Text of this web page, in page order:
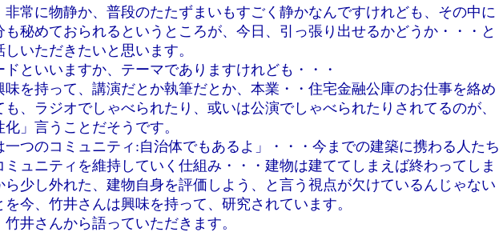
常に物静か、普段のたたずまいもすごく静かなんですけれども、その中に
秘めておられるというところが、今日、引っ張り出せるかどうか・・・と
いただきたいと思います。
といいますか、テーマでありますけれども・・・
を持って、講演だとか執筆だとか、本業・・住宅金融公庫のお仕事を絡め
、ラジオでしゃべられたり、或いは公演でしゃべられたりされてるのが、
」言うことだそうです。
つのコミュニティ:自治体でもあるよ」・・・今までの建築に携わる人たち
ュニティを維持していく仕組み・・・建物は建ててしまえば終わってしま
ら少し外れた、建物自身を評価しよう、と言う視点が欠けているんじゃない
今、竹井さんは興味を持って、研究されています。
井さんから語っていただきます。